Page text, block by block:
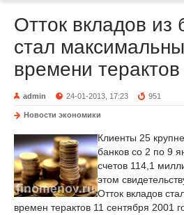
Отток вкладов
стал
времени
admin 24-01-2013, 17:23 951
Новости экономики
Клиенты 25
банков со 2 по 9
счетов 114,1
этом
Отток вкладов
времен терактов 11 сентября 2001